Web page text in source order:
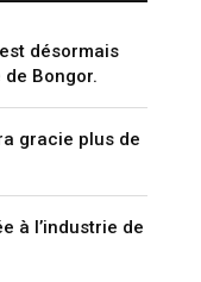
désormais
Bongor.
gracie plus de
à l’industrie de